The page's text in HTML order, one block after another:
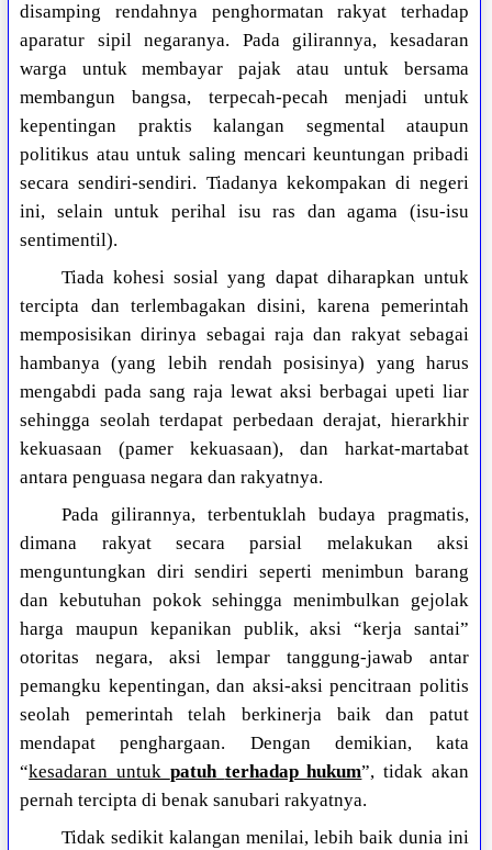
disamping rendahnya penghormatan rakyat terhadap
aparatur sipil negaranya. Pada gilirannya, kesadaran
warga untuk membayar pajak atau untuk bersama
membangun bangsa, terpecah-pecah menjadi untuk
kepentingan praktis kalangan segmental ataupun
politikus atau untuk saling mencari keuntungan pribadi
secara sendiri-sendiri. Tiadanya kekompakan di negeri
ini, selain untuk perihal isu ras dan agama (isu-isu
sentimentil).
Tiada kohesi sosial yang dapat diharapkan untuk
tercipta dan terlembagakan disini, karena pemerintah
memposisikan dirinya sebagai raja dan rakyat sebagai
hambanya (yang lebih rendah posisinya) yang harus
mengabdi pada sang raja lewat aksi berbagai upeti liar
sehingga seolah terdapat perbedaan derajat, hierarkhir
kekuasaan (pamer kekuasaan), dan harkat-martabat
antara penguasa negara dan rakyatnya.
Pada gilirannya, terbentuklah budaya pragmatis,
dimana rakyat secara parsial melakukan aksi
menguntungkan diri sendiri seperti menimbun barang
dan kebutuhan pokok sehingga menimbulkan gejolak
harga maupun kepanikan publik, aksi “kerja santai”
otoritas negara, aksi lempar tanggung-jawab antar
pemangku kepentingan, dan aksi-aksi pencitraan politis
seolah pemerintah telah berkinerja baik dan patut
mendapat penghargaan. Dengan demikian, kata
“kesadaran untuk patuh terhadap hukum”, tidak akan
pernah tercipta di benak sanubari rakyatnya.
Tidak sedikit kalangan menilai, lebih baik dunia ini